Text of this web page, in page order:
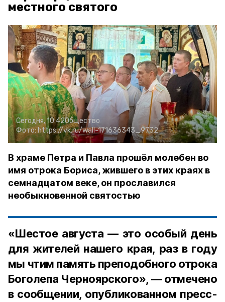
местного святого
Сегодня, 10:42Общество
Фото: https://vk.ru/wall-171636343_9732
В храме Петра и Павла прошёл молебен во
имя отрока Бориса, жившего в этих краях в
семнадцатом веке, он прославился
необыкновенной святостью
«Шестое августа — это особый день
для жителей нашего края, раз в году
мы чтим память преподобного отрока
Боголепа Черноярского», — отмечено
в сообщении, опубликованном пресс-